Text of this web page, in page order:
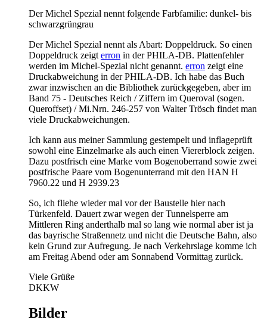
Der Michel Spezial nennt folgende Farbfamilie: dunkel- bis
schwarzgrüngrau
Der Michel Spezial nennt als Abart: Doppeldruck. So einen
Doppeldruck zeigt erron in der PHILA-DB. Plattenfehler
werden im Michel-Spezial nicht genannt. erron zeigt eine
Druckabweichung in der PHILA-DB. Ich habe das Buch
zwar inzwischen an die Bibliothek zurückgegeben, aber im
Band 75 - Deutsches Reich / Ziffern im Queroval (sogen.
Queroffset) / Mi.Nrn. 246-257 von Walter Trösch findet man
viele Druckabweichungen.
Ich kann aus meiner Sammlung gestempelt und inflageprüft
sowohl eine Einzelmarke als auch einen Viererblock zeigen.
Dazu postfrisch eine Marke vom Bogenoberrand sowie zwei
postfrische Paare vom Bogenunterrand mit den HAN H
7960.22 und H 2939.23
So, ich fliehe wieder mal vor der Baustelle hier nach
Türkenfeld. Dauert zwar wegen der Tunnelsperre am
Mittleren Ring anderthalb mal so lang wie normal aber ist ja
das bayrische Straßennetz und nicht die Deutsche Bahn, also
kein Grund zur Aufregung. Je nach Verkehrslage komme ich
am Freitag Abend oder am Sonnabend Vormittag zurück.
Viele Grüße
DKKW
Bilder